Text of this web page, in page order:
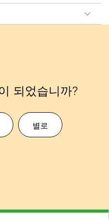
되었습니까?
별로